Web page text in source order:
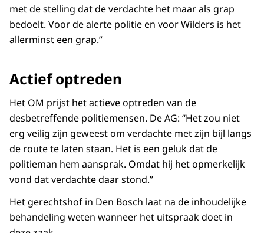
met de stelling dat de verdachte het maar als grap
bedoelt. Voor de alerte politie en voor Wilders is het
allerminst een grap.”
Actief optreden
Het OM prijst het actieve optreden van de
desbetreffende politiemensen. De AG: “Het zou niet
erg veilig zijn geweest om verdachte met zijn bijl langs
de route te laten staan. Het is een geluk dat de
politieman hem aansprak. Omdat hij het opmerkelijk
vond dat verdachte daar stond.”
Het gerechtshof in Den Bosch laat na de inhoudelijke
behandeling weten wanneer het uitspraak doet in